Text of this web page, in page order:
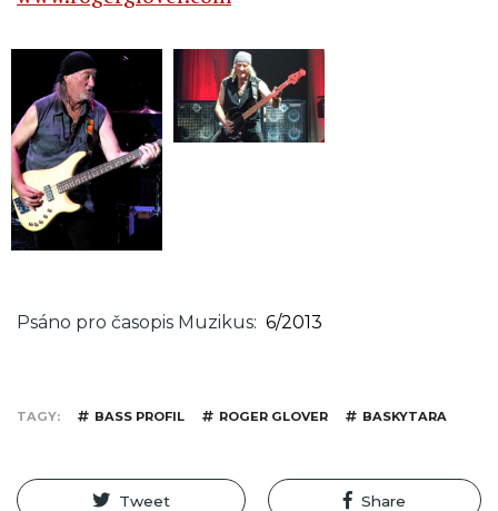
Psáno pro časopis Muzikus 6/2013
TAGY BASS PROFIL ROGER GLOVER BASKYTARA
Tweet Share